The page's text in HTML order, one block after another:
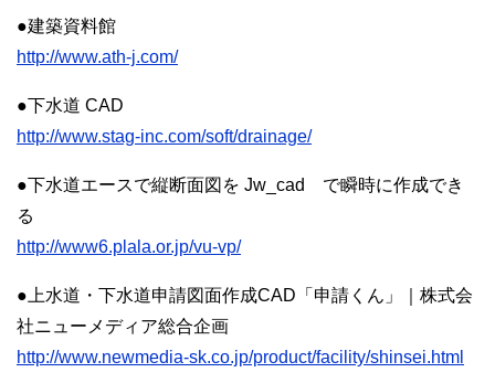
●建築資料館
http://www.ath-j.com/
●下水道 CAD
http://www.stag-inc.com/soft/drainage/
●下水道エースで縦断面図を Jw_cad で瞬時に作成でき
る
http://www6.plala.or.jp/vu-vp/
●上水道・下水道申請図面作成CAD「申請くん」｜株式会
社ニューメディア総合企画
http://www.newmedia-sk.co.jp/product/facility/shinsei.html